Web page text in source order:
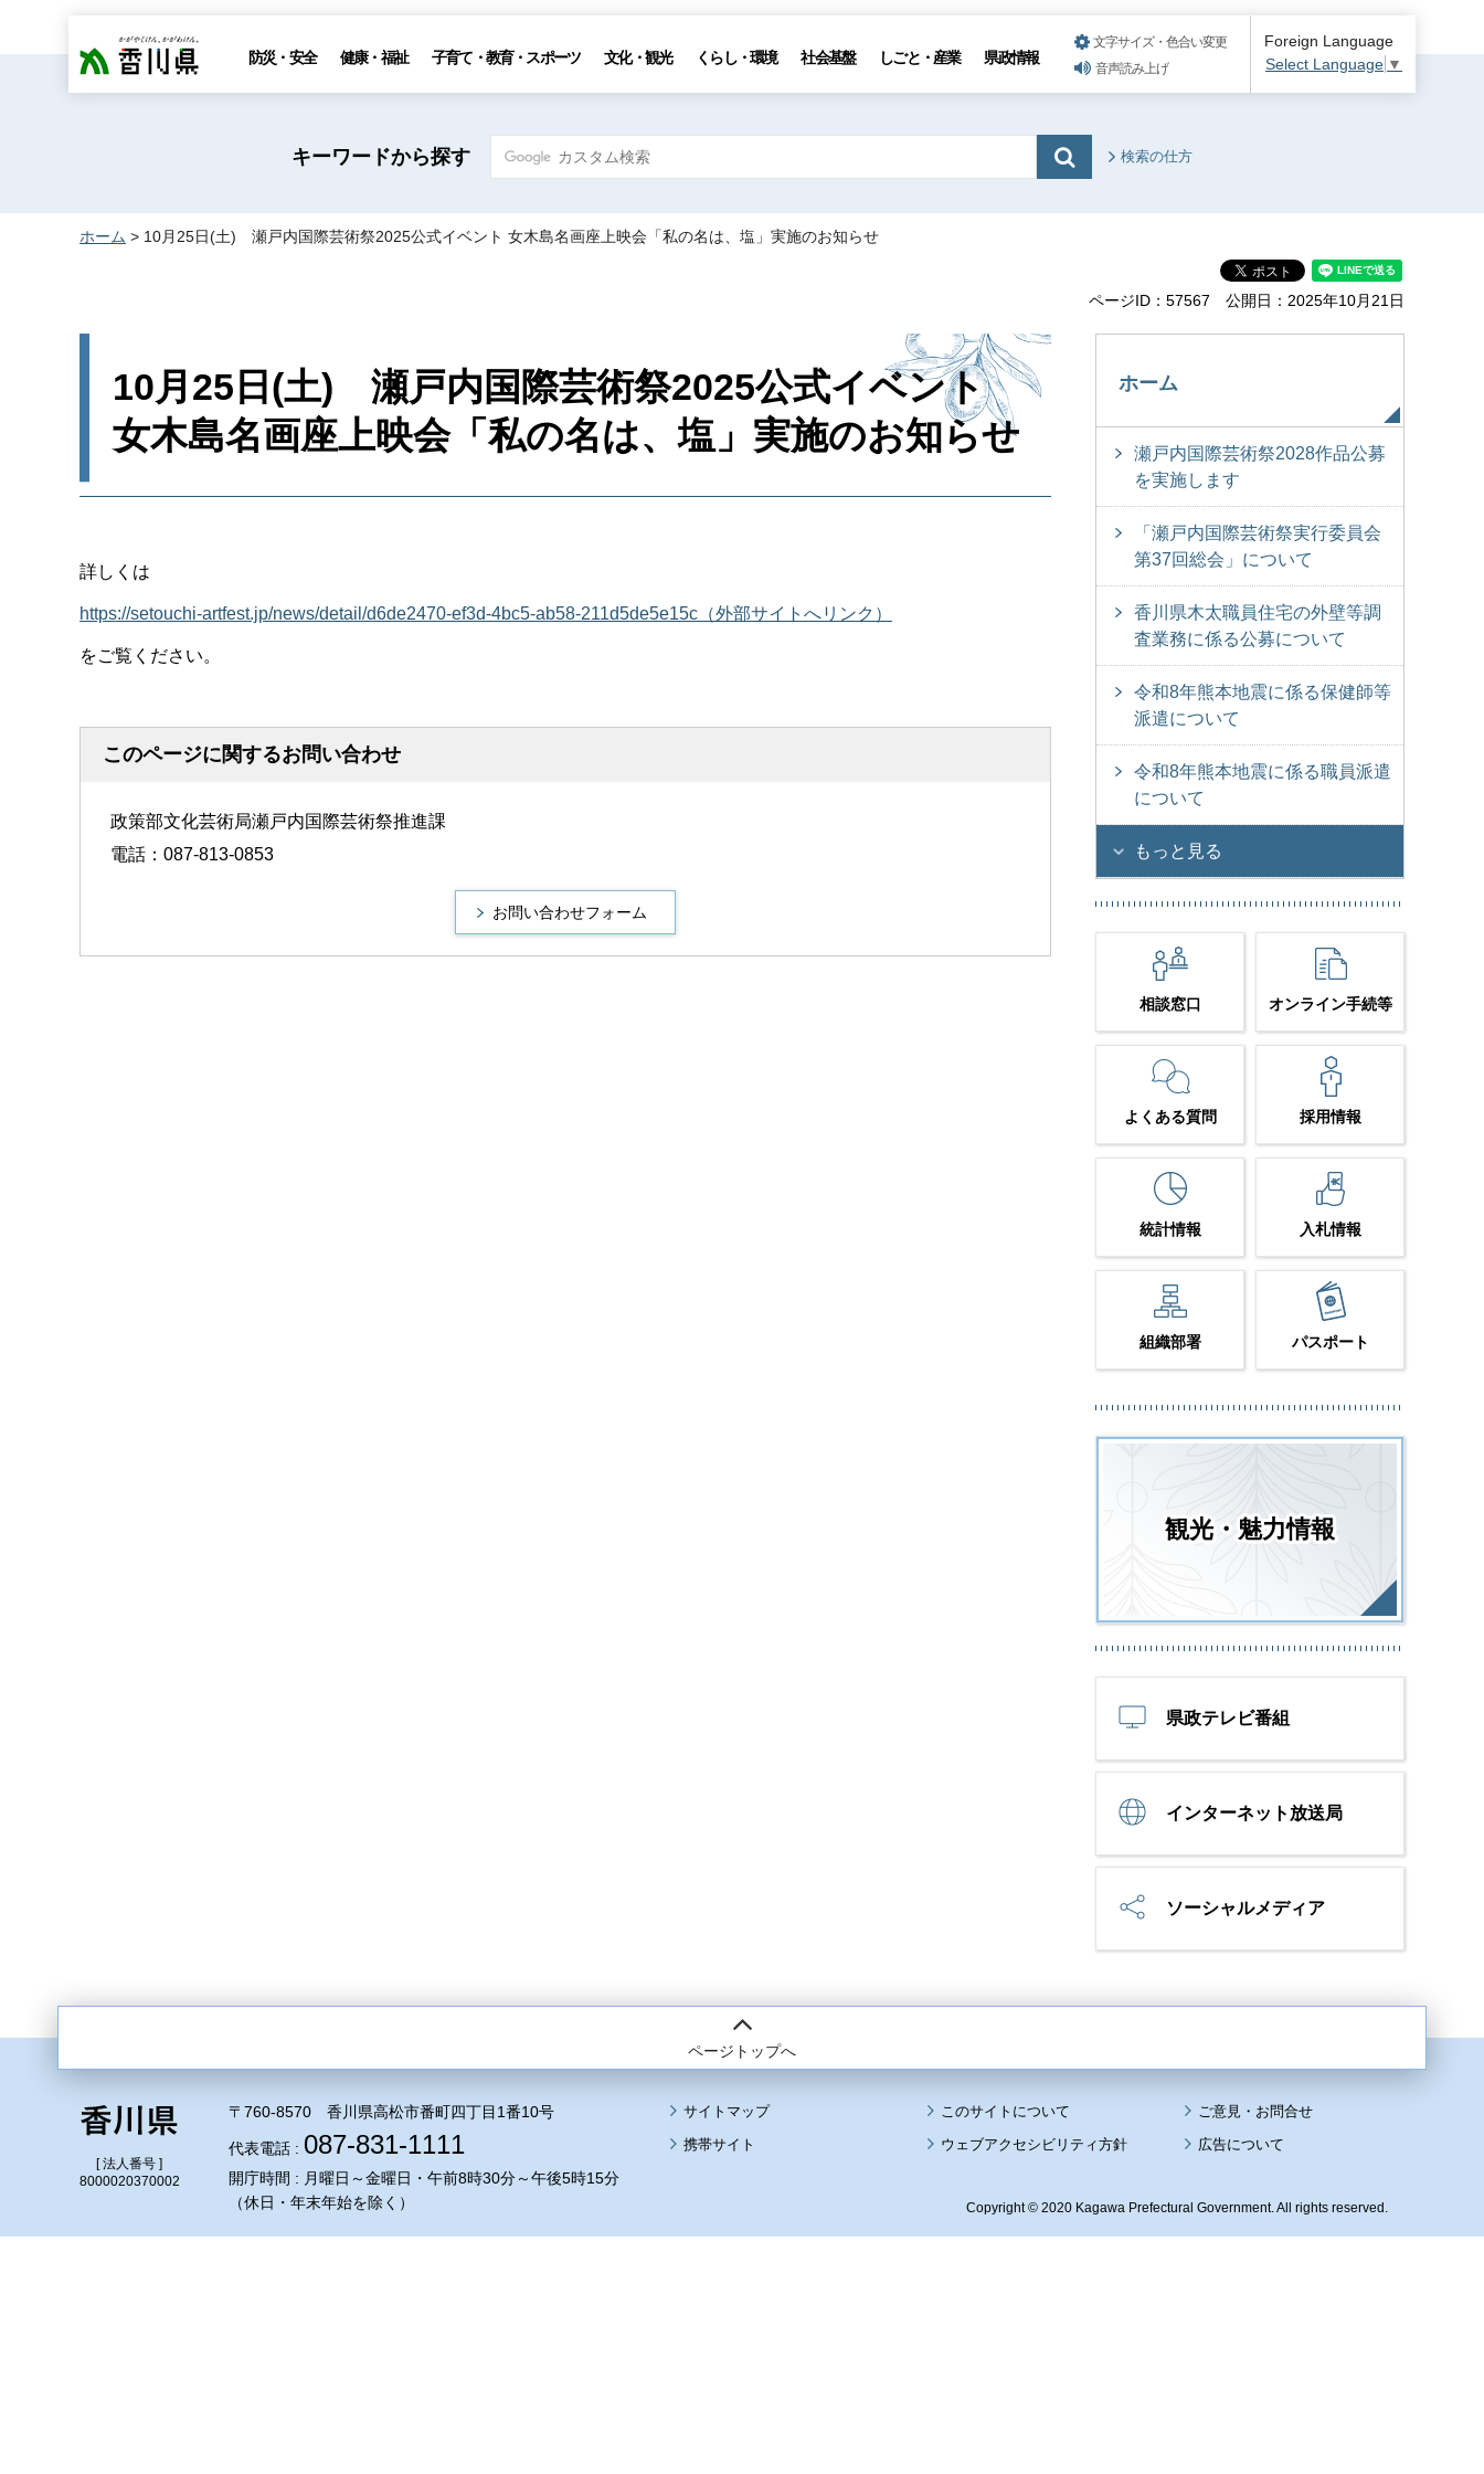
香川県 防災・安全 健康・福祉 子育て・教育・スポーツ 文化・観光 くらし・環境 社会基盤 しごと・産業 県政情報
文字サイズ・色合い変更
音声読み上げ
Foreign Language
Select Language ▼
キーワードから探す 検索の仕方
ホーム > 10月25日(土) 瀬戸内国際芸術祭2025公式イベント 女木島名画座上映会「私の名は、塩」実施のお知らせ
ページID：57567 公開日：2025年10月21日
10月25日(土) 瀬戸内国際芸術祭2025公式イベント
女木島名画座上映会「私の名は、塩」実施のお知らせ
詳しくは
https://setouchi-artfest.jp/news/detail/d6de2470-ef3d-4bc5-ab58-211d5de5e15c（外部サイトへリンク）
をご覧ください。
このページに関するお問い合わせ
政策部文化芸術局瀬戸内国際芸術祭推進課
電話：087-813-0853
ホーム
瀬戸内国際芸術祭2028作品公募
を実施します
「瀬戸内国際芸術祭実行委員会
第37回総会」について
香川県木太職員住宅の外壁等調
査業務に係る公募について
令和8年熊本地震に係る保健師等
派遣について
令和8年熊本地震に係る職員派遣
について
もっと見る
相談窓口 オンライン手続等
よくある質問 採用情報
統計情報 入札情報
組織部署 パスポート
観光・魅力情報
県政テレビ番組
インターネット放送局
ソーシャルメディア
ページトップへ
[ 法人番号 ]
8000020370002
〒760-8570 香川県高松市番町四丁目1番10号
代表電話 : 087-831-1111
開庁時間 : 月曜日～金曜日・午前8時30分～午後5時15分
（休日・年末年始を除く）
サイトマップ
このサイトについて
携帯サイト
ウェブアクセシビリティ方針 広告について
Copyright © 2020 Kagawa Prefectural Government. All rights reserved.